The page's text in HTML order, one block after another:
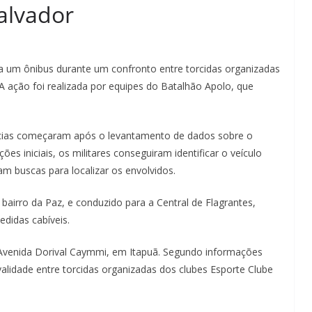
ônibus durante um confronto entre torcidas organizadas
ação foi realizada por equipes do Batalhão Apolo, que
começaram após o levantamento de dados sobre o
iniciais, os militares conseguiram identificar o veículo
buscas para localizar os envolvidos.
da Paz, e conduzido para a Central de Flagrantes,
cabíveis.
Dorival Caymmi, em Itapuã. Segundo informações
entre torcidas organizadas dos clubes Esporte Clube